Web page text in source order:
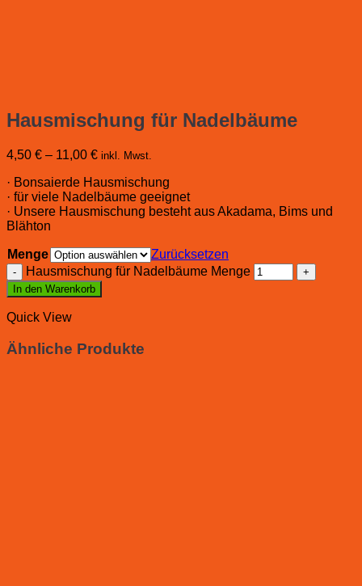
Hausmischung für Nadelbäume
4,50 € – 11,00 € inkl. Mwst.
· Bonsaierde Hausmischung
· für viele Nadelbäume geeignet
· Unsere Hausmischung besteht aus Akadama, Bims und
Blähton
Menge
Zurücksetzen
Hausmischung für Nadelbäume Menge
In den Warenkorb
Quick View
Ähnliche Produkte